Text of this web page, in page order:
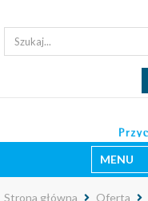
MENU
Strona główna Oferta